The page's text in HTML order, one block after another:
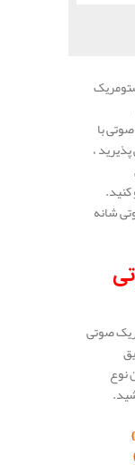
با
،
شانه
صوتی
نوع